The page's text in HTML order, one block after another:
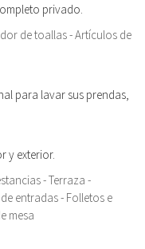
privado.
de toallas - Artículos de
para lavar sus prendas,
y exterior.
- Terraza -
entradas - Folletos e
mesa